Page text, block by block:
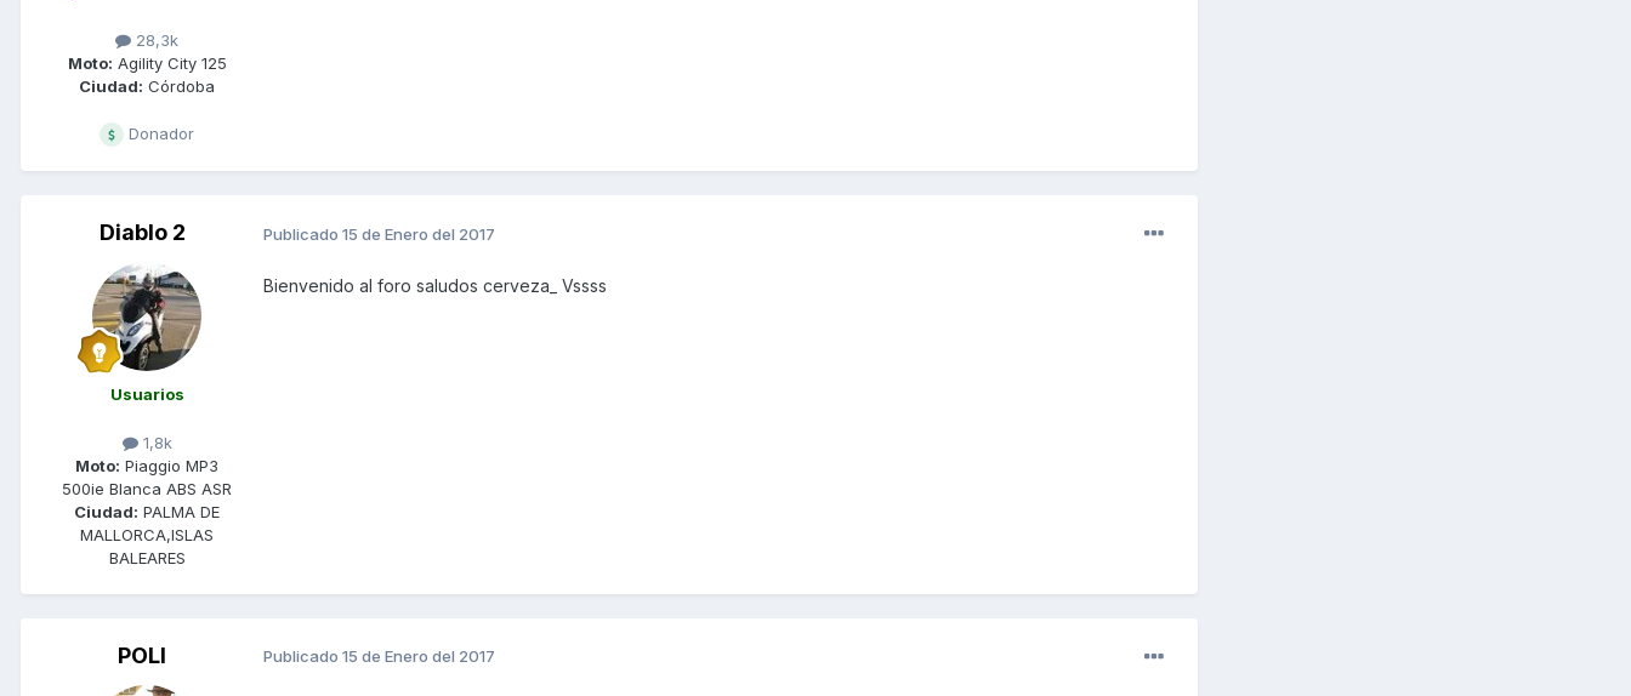
28,3k
Moto: Agility City 125
Ciudad: Córdoba
Donador
Diablo 2
Usuarios
1,8k
Moto: Piaggio MP3
500ie Blanca ABS ASR
Ciudad: PALMA DE
MALLORCA,ISLAS
BALEARES
Publicado 15 de Enero del 2017
Bienvenido al foro saludos cerveza_ Vssss
POLI Publicado 15 de Enero del 2017